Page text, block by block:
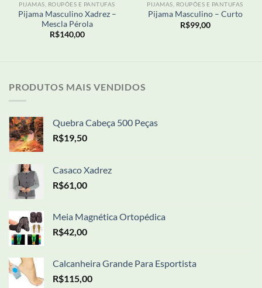
PIJAMAS, ROUPÕES E PANTUFAS
Pijama Masculino Xadrez –
Mescla Pérola
R$140,00
PIJAMAS, ROUPÕES E PANTUFAS
Pijama Masculino – Curto
R$99,00
PRODUTOS MAIS VENDIDOS
Quebra Cabeça 500 Peças
R$19,50
Casaco Xadrez
R$61,00
Meia Magnética Ortopédica
R$42,00
Calcanheira Grande Para Esportista
R$115,00